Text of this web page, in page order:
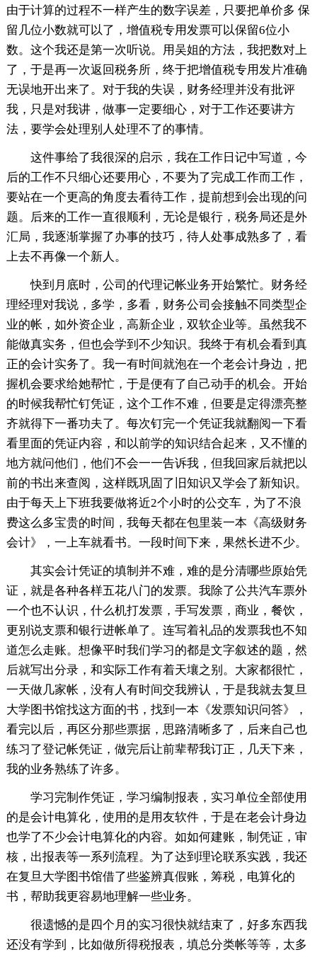
由于计算的过程不一样产生的数字误差，只要把单价多 保
留几位小数就可以了，增值税专用发票可以保留6位小
数。这个我还是第一次听说。用吴姐的方法，我把数对上
了，于是再一次返回税务所，终于把增值税专用发片准确
无误地开出来了。对于我的失误，财务经理并没有批评
我，只是对我讲，做事一定要细心，对于工作还要讲方
法，要学会处理别人处理不了的事情。
这件事给了我很深的启示，我在工作日记中写道，今
后的工作不只细心还要用心，不要为了完成工作而工作，
要站在一个更高的角度去看待工作，提前想到会出现的问
题。后来的工作一直很顺利，无论是银行，税务局还是外
汇局，我逐渐掌握了办事的技巧，待人处事成熟多了，看
上去不再像一个新人。
快到月底时，公司的代理记帐业务开始繁忙。财务经
理经理对我说，多学，多看，财务公司会接触不同类型企
业的帐，如外资企业，高新企业，双软企业等。虽然我不
能做真实务，但也会学到不少知识。我终于有机会看到真
正的会计实务了。我一有时间就泡在一个老会计身边，把
握机会要求给她帮忙，于是便有了自己动手的机会。开始
的时候我帮忙钉凭证，这个工作不难，但要是定得漂亮整
齐就得下一番功夫了。每次钉完一个凭证我就翻阅一下看
看里面的凭证内容，和以前学的知识结合起来，又不懂的
地方就问他们，他们不会一一告诉我，但我回家后就把以
前的书出来查阅，这样既巩固了旧知识又学会了新知识。
由于每天上下班我要做将近2个小时的公交车，为了不浪
费这么多宝贵的时间，我每天都在包里装一本《高级财务
会计》，一上车就看书。一段时间下来，果然长进不少。
其实会计凭证的填制并不难，难的是分清哪些原始凭
证，就是各种各样五花八门的发票。我除了公共汽车票外
一个也不认识，什么机打发票，手写发票，商业，餐饮，
更别说支票和银行进帐单了。连写着礼品的发票我也不知
道怎么走账。想像平时我们学习的都是文字叙述的题，然
后就写出分录，和实际工作有着天壤之别。大家都很忙，
一天做几家帐，没有人有时间交我辨认，于是我就去复旦
大学图书馆找这方面的书，找到一本《发票知识问答》，
看完以后，再区分那些票据，思路清晰多了，后来自己也
练习了登记帐凭证，做完后让前辈帮我订正，几天下来，
我的业务熟练了许多。
学习完制作凭证，学习编制报表，实习单位全部使用
的是会计电算化，使用的是用友软件，于是在老会计身边
也学了不少会计电算化的内容。如如何建账，制凭证，审
核，出报表等一系列流程。为了达到理论联系实践，我还
在复旦大学图书馆借了些鉴辨真假账，筹税，电算化的
书，帮助我更容易地理解一些业务。
很遗憾的是四个月的实习很快就结束了，好多东西我
还没有学到，比如做所得税报表，填总分类帐等等，太多